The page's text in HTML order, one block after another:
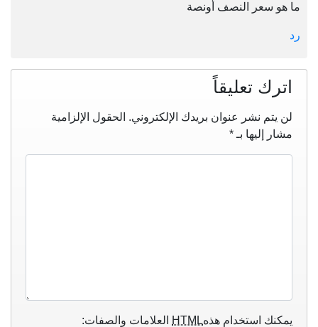
ما هو سعر النصف أونصة
رد
اترك تعليقاً
لن يتم نشر عنوان بريدك الإلكتروني. الحقول الإلزامية
مشار إليها بـ *
يمكنك استخدام هذهHTML العلامات والصفات: